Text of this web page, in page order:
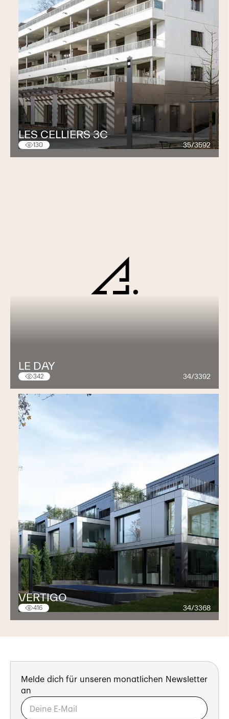
LES CELLIERS 3C
130 35/3592
LE DAY
342 34/3392
VERTIGO
416 34/3368
Melde dich für unseren monatlichen Newsletter
an